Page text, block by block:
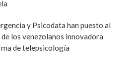
y Psicodata han puesto al
los venezolanos innovadora
de telepsicología